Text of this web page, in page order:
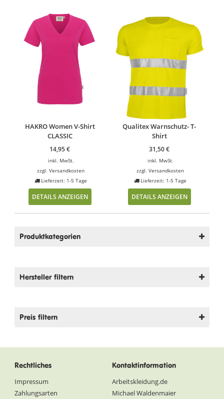
HAKRO Women V-Shirt
CLASSIC
14,95€
inkl. MwSt.
zzgl.Versandkosten
Lieferzeit: 1-5 Tage
DETAILS ANZEIGEN
Qualitex Warnschutz- T-
Shirt
31,50€
inkl. MwSt.
zzgl.Versandkosten
Lieferzeit: 1-5 Tage
DETAILS ANZEIGEN
Produktkategorien
Hersteller filtern
Preis filtern
Rechtliches
Impressum
Zahlungsarten
Kontaktinformation
Arbeitskleidung.de
Michael Waldenmaier